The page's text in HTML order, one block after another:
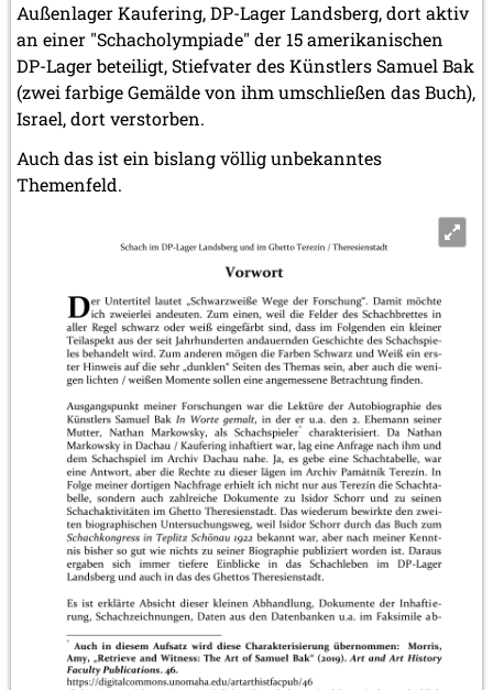
Außenlager Kaufering, DP-Lager Landsberg, dort aktiv
an einer "Schacholympiade" der 15 amerikanischen
DP-Lager beteiligt, Stiefvater des Künstlers Samuel Bak
(zwei farbige Gemälde von ihm umschließen das Buch),
Israel, dort verstorben.
Auch das ist ein bislang völlig unbekanntes
Themenfeld.